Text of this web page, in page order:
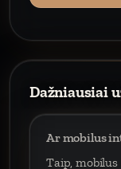
Dažniausiai
Ar mobilus
Taip,